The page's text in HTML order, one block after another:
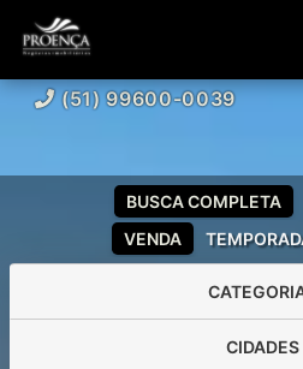
(51) 99600-0039
VENDA
BUSCA COMPLETA
CIDADES